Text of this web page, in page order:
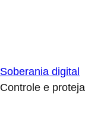
Soberania digital
Controle e